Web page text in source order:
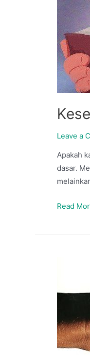
Leave a
Apakah
dasar.
Read